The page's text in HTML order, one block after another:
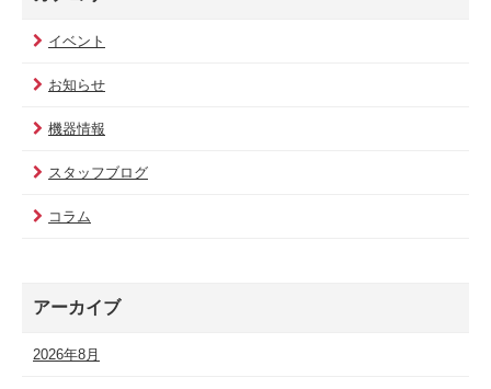
イベント
お知らせ
機器情報
スタッフブログ
コラム
アーカイブ
2026年8月